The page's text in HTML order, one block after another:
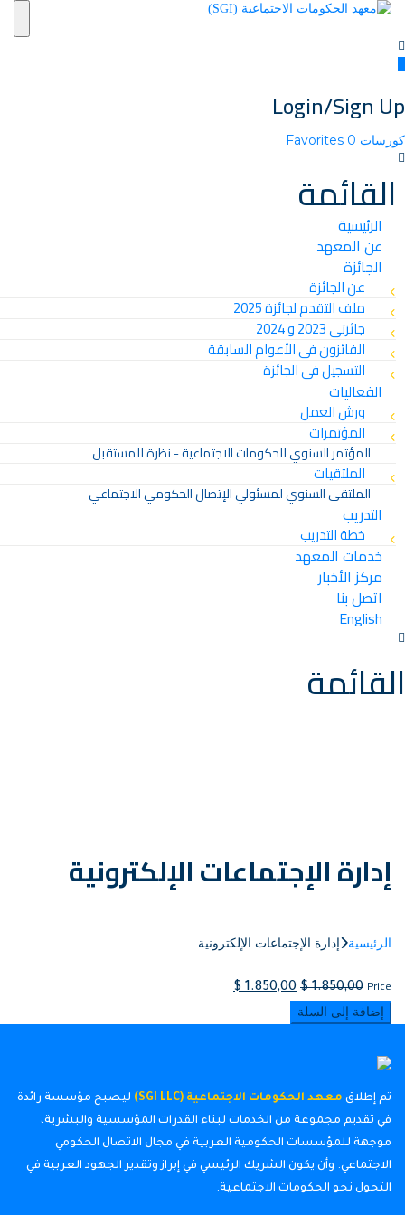
Login/Sign Up
كورسات Favorites 0
القائمة
الرئيسية
عن المعهد
الجائزة
عن الجائزة
ملف التقدم لجائزة 2025
جائزتى 2023 و 2024
الفائزون فى الأعوام السابقة
التسجيل فى الجائزة
الفعاليات
ورش العمل
المؤتمرات
المؤتمر السنوي للحكومات الاجتماعية - نظرة للمستقبل
الملتقيات
الملتقى السنوي لمسئولي الإتصال الحكومي الاجتماعي
التدريب
خطة التدريب
خدمات المعهد
مركز الأخبار
اتصل بنا
English
القائمة
إدارة الإجتماعات الإلكترونية
الرئيسية إدارة الإجتماعات الإلكترونية
Price
1.850,00
$
1.850,00
$
إضافة إلى السلة
تم إطلاق معهد الحكومات الاجتماعية (SGI LLC)
ليصبح مؤسسة رائدة
في تقديم مجموعة من الخدمات لبناء القدرات المؤسسية والبشرية،
موجهة للمؤسسات الحكومية العربية في مجال الاتصال الحكومي
الاجتماعي. وأن يكون الشريك الرئيسي في إبراز وتقدير الجهود العربية في
التحول نحو الحكومات الاجتماعية.